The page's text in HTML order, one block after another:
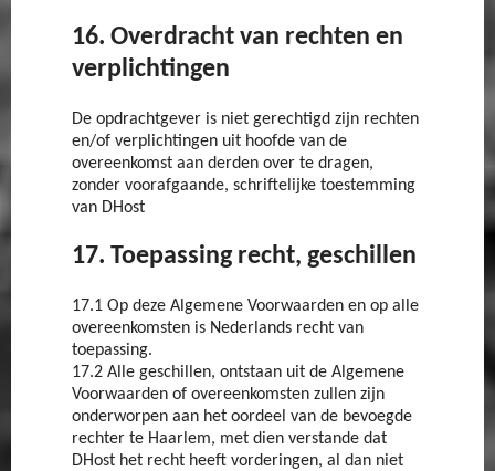
16. Overdracht van rechten en
verplichtingen
De opdrachtgever is niet gerechtigd zijn rechten
en/of verplichtingen uit hoofde van de
overeenkomst aan derden over te dragen,
zonder voorafgaande, schriftelijke toestemming
van DHost
17. Toepassing recht, geschillen
17.1 Op deze Algemene Voorwaarden en op alle
overeenkomsten is Nederlands recht van
toepassing.
17.2 Alle geschillen, ontstaan uit de Algemene
Voorwaarden of overeenkomsten zullen zijn
onderworpen aan het oordeel van de bevoegde
rechter te Haarlem, met dien verstande dat
DHost het recht heeft vorderingen, al dan niet